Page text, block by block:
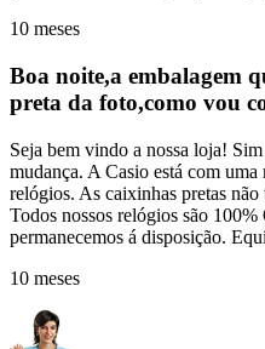
10 meses
Boa noite,a embalagem
preta da foto,como vou
Seja bem vindo a nossa loja!
mudança. A Casio está com uma
relógios. As caixinhas pretas
Todos nossos relógios são
permanecemos á disposição.
10 meses